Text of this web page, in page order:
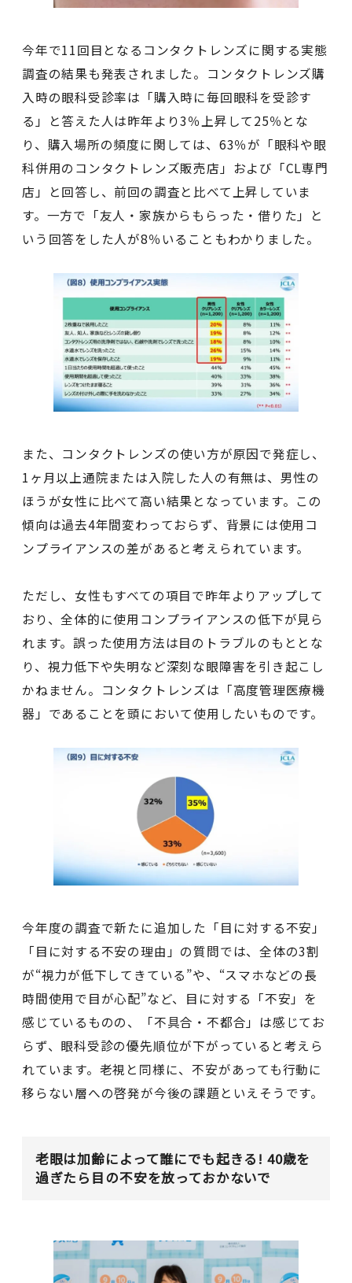
今年で11回目となるコンタクトレンズに関する実態
調査の結果も発表されました。コンタクトレンズ購
入時の眼科受診率は「購入時に毎回眼科を受診す
る」と答えた人は昨年より3％上昇して25％とな
り、購入場所の頻度に関しては、63％が「眼科や眼
科併用のコンタクトレンズ販売店」および「CL専門
店」と回答し、前回の調査と比べて上昇していま
す。一方で「友人・家族からもらった・借りた」と
いう回答をした人が8％いることもわかりました。
また、コンタクトレンズの使い方が原因で発症し、
1ヶ月以上通院または入院した人の有無は、男性の
ほうが女性に比べて高い結果となっています。この
傾向は過去4年間変わっておらず、背景には使用コ
ンプライアンスの差があると考えられています。
ただし、女性もすべての項目で昨年よりアップして
おり、全体的に使用コンプライアンスの低下が見ら
れます。誤った使用方法は目のトラブルのもととな
り、視力低下や失明など深刻な眼障害を引き起こし
かねません。コンタクトレンズは「高度管理医療機
器」であることを頭において使用したいものです。
今年度の調査で新たに追加した「目に対する不安」
「目に対する不安の理由」の質問では、全体の3割
が“視力が低下してきている”や、“スマホなどの長
時間使用で目が心配”など、目に対する「不安」を
感じているものの、「不具合・不都合」は感じてお
らず、眼科受診の優先順位が下がっていると考えら
れています。老視と同様に、不安があっても行動に
移らない層への啓発が今後の課題といえそうです。
老眼は加齢によって誰にでも起きる! 40歳を
過ぎたら目の不安を放っておかないで